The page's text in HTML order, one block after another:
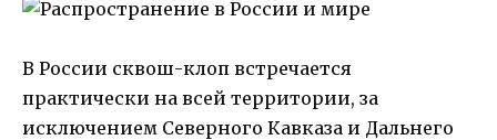
В России сквош-клоп встречается
практически на всей территории, за
исключением Северного Кавказа и Дальнего